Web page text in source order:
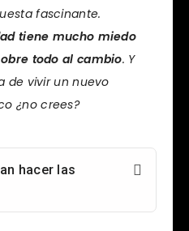
fascinante.
tiene mucho miedo
todo al cambio. Y
de vivir un nuevo
¿no crees?
hacer las